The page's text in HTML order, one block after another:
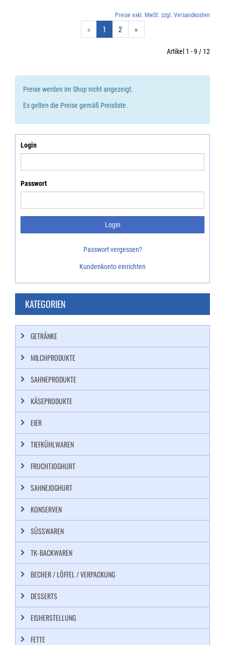
Preise exkl. MwSt. zzgl. Versandkosten
« 1 2 »
Artikel 1 - 9 / 12
Preise werden im Shop nicht angezeigt.
Es gelten die Preise gemäß Preisliste.
Login
Passwort
Passwort vergessen?
Kundenkonto einrichten
KATEGORIEN
GETRÄNKE
MILCHPRODUKTE
SAHNEPRODUKTE
KÄSEPRODUKTE
EIER
TIEFKÜHLWAREN
FRUCHTJOGHURT
SAHNEJOGHURT
KONSERVEN
SÜSSWAREN
TK-BACKWAREN
BECHER / LÖFFEL / VERPACKUNG
DESSERTS
EISHERSTELLUNG
FETTE